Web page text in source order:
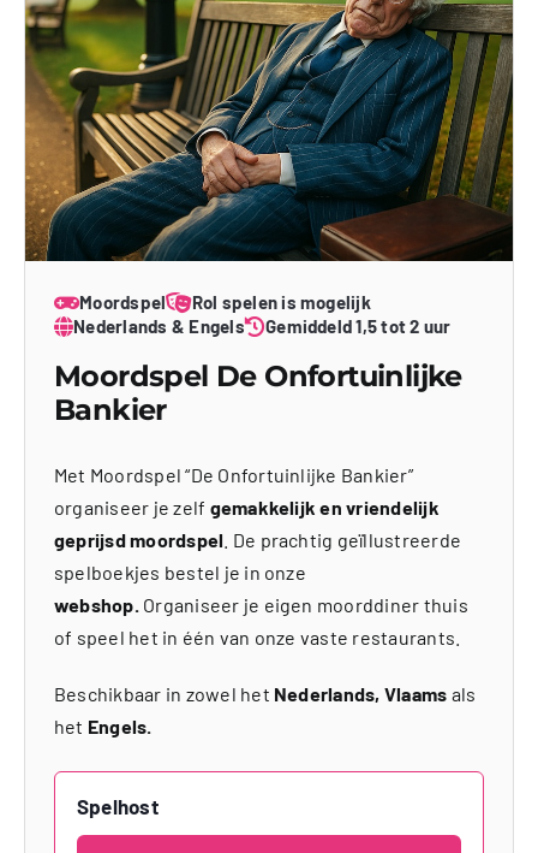
Moordspel
Rol spelen is mogelijk
Nederlands & Engels
Gemiddeld 1,5 tot 2 uur
Moordspel De Onfortuinlijke
Bankier
Met Moordspel “De Onfortuinlijke Bankier”
organiseer je zelf gemakkelijk en vriendelijk
geprijsd moordspel . De prachtig geïllustreerde
spelboekjes bestel je in onze
webshop. Organiseer je eigen moorddiner thuis
of speel het in één van onze vaste restaurants.
Beschikbaar in zowel het Nederlands, Vlaams als
het Engels.
Spelhost